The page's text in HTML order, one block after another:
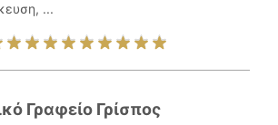
...
Γραφείο Γρίσπος